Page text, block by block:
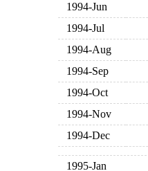
1994-Jun
1994-Jul
1994-Aug
1994-Sep
1994-Oct
1994-Nov
1994-Dec
1995-Jan